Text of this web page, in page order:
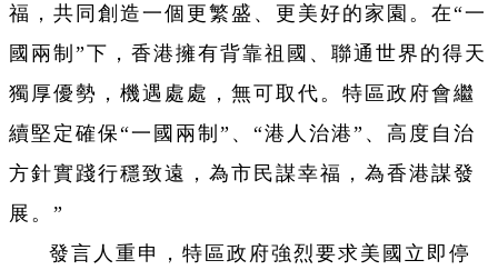
福，共同創造一個更繁盛、更美好的家園。在“一
國兩制 ”下，香港擁有背靠祖國、聯通世界的得天
獨厚優勢，機遇處處，無可取代。特區政府會繼
續堅定確保“一國兩制 ”、“港人治港”、高度自治
方針實踐行穩致遠，為市民謀幸福，為香港謀發
展。”
發言人重申，特區政府強烈要求美國立即停